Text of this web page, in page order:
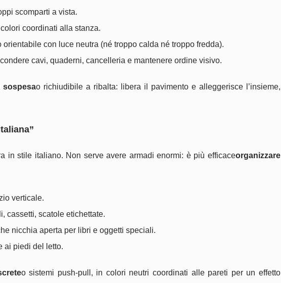
scomparti a vista.
coordinati alla stanza.
orientabile con luce neutra (né troppo calda né troppo fredda).
cavi, quaderni, cancelleria e mantenere ordine visivo.
sospesao richiudibile a ribalta: libera il pavimento e alleggerisce l’insieme,
in stile italiano. Non serve avere armadi enormi: è più efficaceorganizzare
verticale.
cassetti, scatole etichettate.
nicchia aperta per libri e oggetti speciali.
ai piedi del letto.
o sistemi push-pull, in colori neutri coordinati alle pareti per un effetto